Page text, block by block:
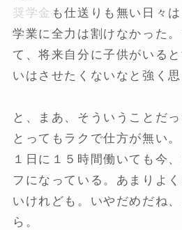
奨学金 も仕送りも無い日々
学業に全力は割けなかった
て、将来自分に子供がいる
いはさせたくないなと強く思
と、まあ、そういうことだ
とってもラクで仕方が無い。
１日に１５時間働いても今
フになっている。あまりよ
いけれども。いやだめだね
ら。